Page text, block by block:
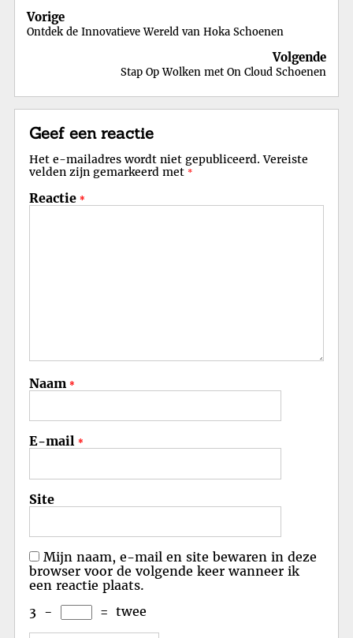
Berichtnavigatie
Vorige
Ontdek de Innovatieve Wereld van Hoka Schoenen
Volgende
Stap Op Wolken met On Cloud Schoenen
Geef een reactie
Het e-mailadres wordt niet gepubliceerd. Vereiste
velden zijn gemarkeerd met *
Reactie *
Naam *
E-mail *
Site
Mijn naam, e-mail en site bewaren in deze
browser voor de volgende keer wanneer ik
een reactie plaats.
3 − = twee